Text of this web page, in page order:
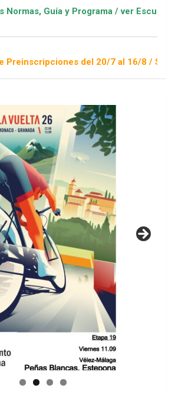
y Programa / ver Escuelas Deportivas
del 20/7 al 16/8 / Sorteo 1 de
DEPORTIVAS